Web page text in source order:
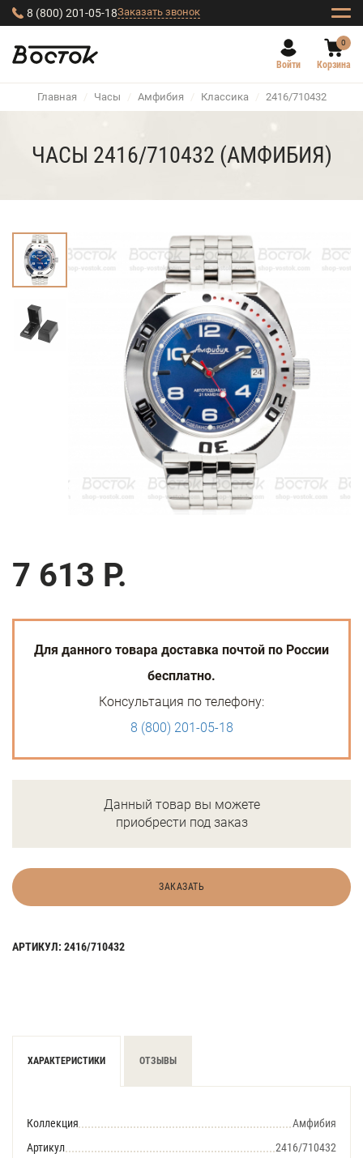
8 (800) 201-05-18Заказать звонок
Войти
0
Корзина
Главная / Часы / Амфибия / Классика / 2416/710432
ЧАСЫ 2416/710432 (АМФИБИЯ)
7 613 Р.
Для данного товара доставка почтой по России
бесплатно.
Консультация по телефону:
8 (800) 201-05-18
Данный товар вы можете
приобрести под заказ
ЗАКАЗАТЬ
АРТИКУЛ: 2416/710432
ХАРАКТЕРИСТИКИ ОТЗЫВЫ
Коллекция
Амфибия
Артикул
2416/710432